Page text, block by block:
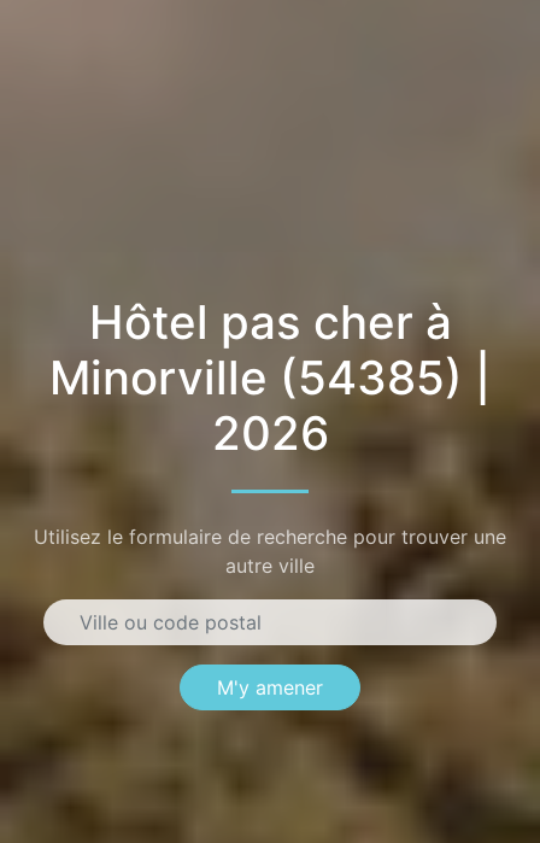
Hôtel pas cher à
Minorville (54385) |
2026
Utilisez le formulaire de recherche pour trouver une
autre ville
M'y amener